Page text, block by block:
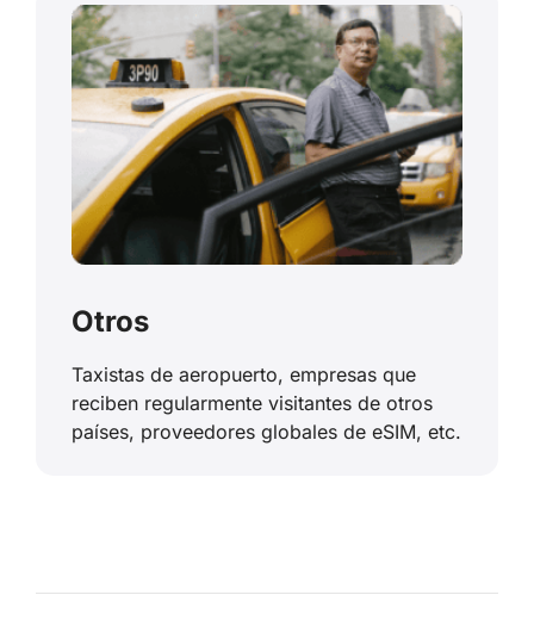
Otros
Taxistas de aeropuerto, empresas que
reciben regularmente visitantes de otros
países, proveedores globales de eSIM, etc.